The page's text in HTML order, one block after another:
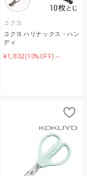
コクヨ
コクヨ ハリナックス・ハン
ディ
¥1,832(10%OFF)～